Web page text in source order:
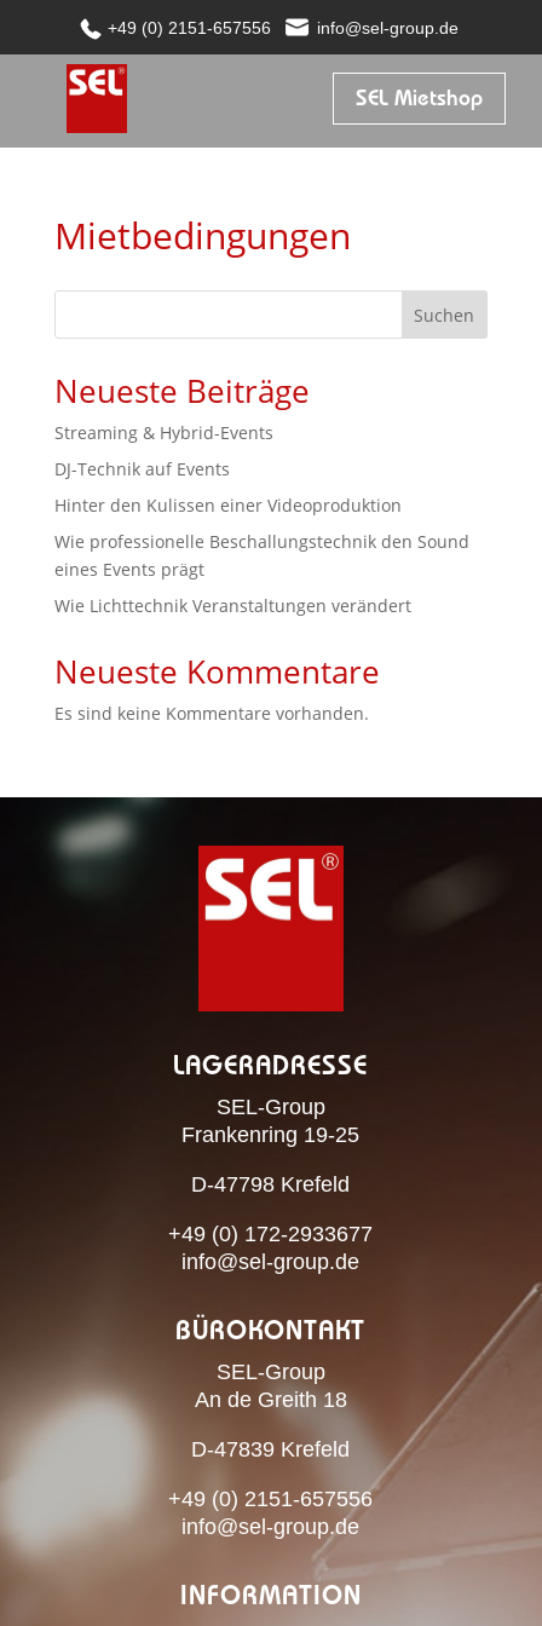
+49 (0) 2151-657556 info@sel-group.de
+49 (0) 2151-657556 info@sel-group.de
SEL Mietshop
Mietbedingungen
Suchen
Neueste Beiträge
Streaming & Hybrid-Events
DJ-Technik auf Events
Hinter den Kulissen einer Videoproduktion
Wie professionelle Beschallungstechnik den Sound
eines Events prägt
Wie Lichttechnik Veranstaltungen verändert
Neueste Kommentare
Es sind keine Kommentare vorhanden.
LAGERADRESSE
SEL-Group
Frankenring 19-25
D-47798 Krefeld
+49 (0) 172-2933677
info@sel-group.de
BÜROKONTAKT
SEL-Group
An de Greith 18
D-47839 Krefeld
+49 (0) 2151-657556
info@sel-group.de
INFORMATION